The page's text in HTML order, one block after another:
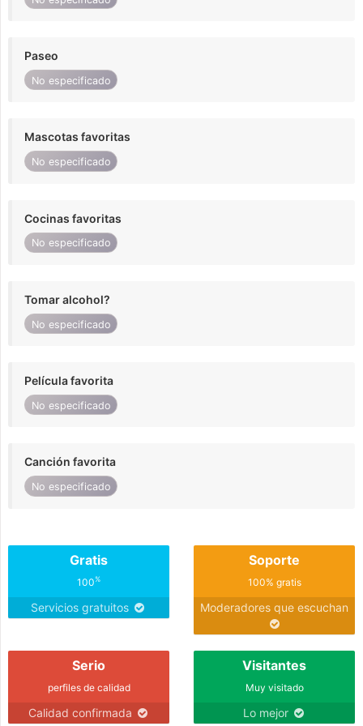
Paseo
No especificado
Mascotas favoritas
No especificado
Cocinas favoritas
No especificado
Tomar alcohol?
No especificado
Película favorita
No especificado
Canción favorita
No especificado
Gratis
100%
Servicios gratuitos
Soporte
100% gratis
Moderadores que escuchan
Serio
perfiles de calidad
Calidad confirmada
Visitantes
Muy visitado
Lo mejor